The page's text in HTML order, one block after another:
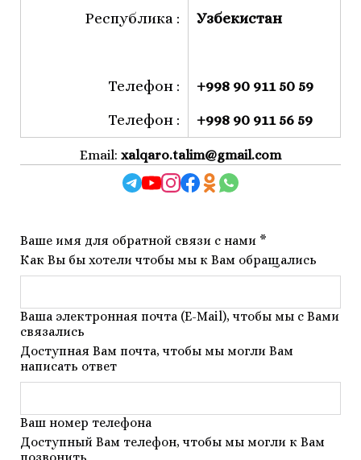
Республика :
Узбекистан
Телефон :
+998 90 911 50 59
Телефон :
+998 90 911 56 59
Email: xalqaro.talim@gmail.com
Ваше имя для обратной связи с нами *
Как Вы бы хотели чтобы мы к Вам обращались
Ваша электронная почта (E-Mail), чтобы мы с Вами
связались
Доступная Вам почта, чтобы мы могли Вам
написать ответ
Ваш номер телефона
Доступный Вам телефон, чтобы мы могли к Вам